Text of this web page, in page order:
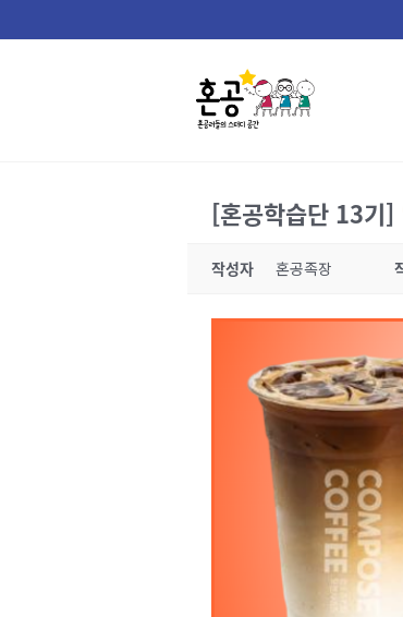
to
[혼공학습단 13기]
작성자 혼공족장